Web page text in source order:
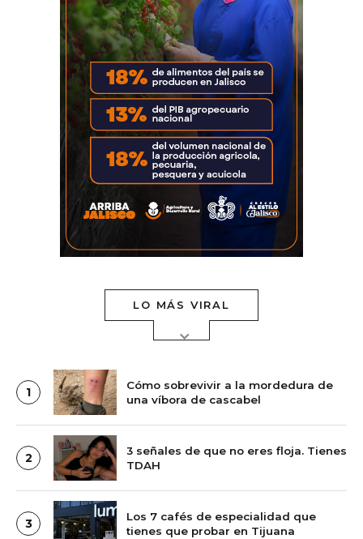
LO MÁS VIRAL
1
Cómo sobrevivir a la mordedura de
una víbora de cascabel
2
3 señales de que no eres floja. Tienes
TDAH
3
Los 7 cafés de especialidad que
tienes que probar en Tijuana